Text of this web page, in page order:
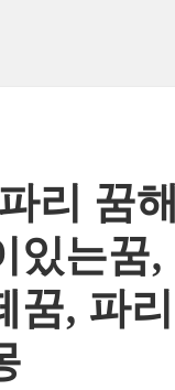
리 꿈
있는꿈
꿈, 파